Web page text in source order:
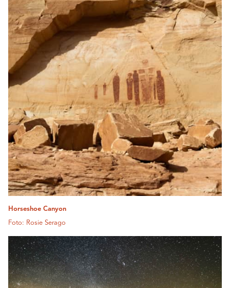
Horseshoe Canyon
Foto: Rosie Serago